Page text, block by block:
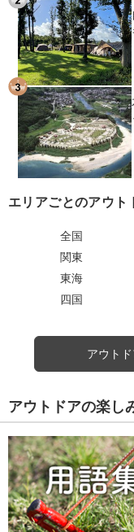
エリアごとのアウト
全国
関東
東海
四国
アウト
アウトドアの楽し